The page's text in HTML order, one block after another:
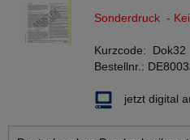
Sonderdruck -
Kurzcode: Dok32
Bestellnr.:
jetzt digital